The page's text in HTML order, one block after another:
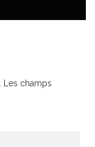
Les champs